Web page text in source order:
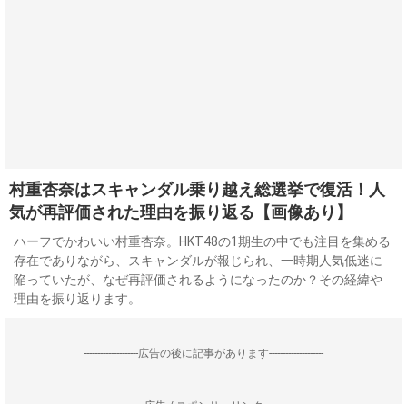
村重杏奈はスキャンダル乗り越え総選挙で復活！人
気が再評価された理由を振り返る【画像あり】
ハーフでかわいい村重杏奈。HKT48の1期生の中でも注目を集める
存在でありながら、スキャンダルが報じられ、一時期人気低迷に
陥っていたが、なぜ再評価されるようになったのか？その経緯や
理由を振り返ります。
--------------------広告の後に記事があります--------------------